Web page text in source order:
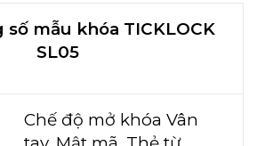
mẫu khóa TICKLOCK
SL05
Chế độ mở khóa Vân